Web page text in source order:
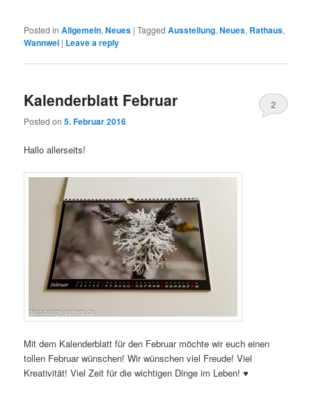
Posted in Allgemein,Neues |Tagged Ausstellung,Neues, Rathaus,
Wannwei | Leave a reply
Kalenderblatt Februar
Posted on5. Februar 2016
2
Hallo allerseits!
Mit dem Kalenderblatt für den Februar möchte wir euch einen
tollen Februar wünschen! Wir wünschen viel Freude! Viel
Kreativität! Viel Zeit für die wichtigen Dinge im Leben! ♥